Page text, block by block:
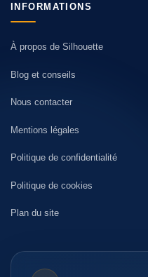
INFORMATIONS
À propos de Silhouette
Blog et conseils
Nous contacter
Mentions légales
Politique de confidentialité
Politique de cookies
Plan du site